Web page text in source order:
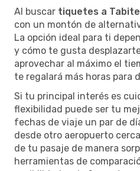
Al buscar tiquetes a
con un montón de
La opción ideal para ti
y cómo te gusta
aprovechar al máximo el
te regalará más horas
Si tu principal interés es
flexibilidad puede ser tu
fechas de viaje un par de
desde otro aeropuerto
de tu pasaje de manera
herramientas de